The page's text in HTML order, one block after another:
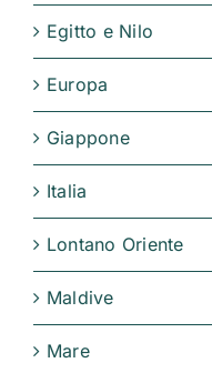
Egitto e Nilo
Europa
Giappone
Italia
Lontano Oriente
Maldive
Mare